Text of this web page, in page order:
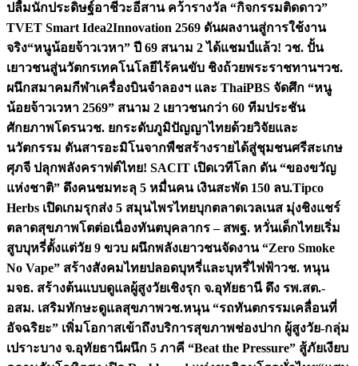
ปลื้มนักประดิษฐ์อาชีวะอีสาน คว้ารางวัล “กิจกรรมติดดาว”
TVET Smart Idea2Innovation 2569 ดันผลงานสู่การใช้งาน
จริง“หนูน้อยจ้าวเวหา” ปี 69 สนาม 2 ได้แชมป์แล้ว! วช. ปั้น
เยาวชนสู่นวัตกรเทคโนโลยีไร้คนขับ ชิงถ้วยพระราชทานฯวช.
ผนึกสมาคมกีฬาเครื่องบินจำลองฯ และ ThaiPBS จัดศึก “หนู
น้อยจ้าวเวหา 2569” สนาม 2 เยาวชนกว่า 60 ทีมประชัน
ศักยภาพโดรนวช. ยกระดับภูมิปัญญาไทยด้วยวิจัยและ
นวัตกรรม ดันสารอะมิโนจากพืชสร้างรายได้สู่ชุมชนศรีสะเกษ
ศุภจี ปลุกพลังคราฟต์ไทย! SACIT เปิดเวทีโลก ดัน “ของขวัญ
แห่งชาติ” ดึงคนชมทะลุ 5 หมื่นคน เงินสะพัด 150 ลบ.Tipco
Herbs เปิดเกมรุกส่ง 5 สมุนไพรไทยบุกตลาดเวลเนส มุ่งชิงแชร์
ตลาดสุขภาพโตต่อเนื่องทันตบุคลากร – สพฐ. หวั่นเด็กไทยเริ่ม
สูบบุหรี่ตั้งแต่วัย 9 ขวบ ผนึกพลังเยาวชนจัดงาน “Zero Smoke
No Vape” สร้างสังคมไทยปลอดบุหรี่และบุหรี่ไฟฟ้าวช. หนุน
มจธ. สร้างต้นแบบดูแลผู้สูงวัยเชิงรุก จ.อุทัยธานี ดึง รพ.สต.-
อสม. เสริมทักษะดูแลสุขภาพวช.หนุน “รถทันตกรรมเคลื่อนที่
อัจฉริยะ” เพิ่มโอกาสเข้าถึงบริการสุขภาพช่องปาก ผู้สูงวัย-กลุ่ม
เปราะบาง จ.อุทัยธานีผนึก 5 ภาคี “Beat the Pressure” สู้ภัยเงียบ